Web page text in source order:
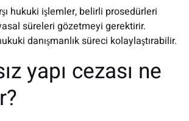
hukuki işlemler, belirli prosedürleri
süreleri gözetmeyi gerektirir.
danışmanlık süreci kolaylaştırabilir.
yapı cezası ne